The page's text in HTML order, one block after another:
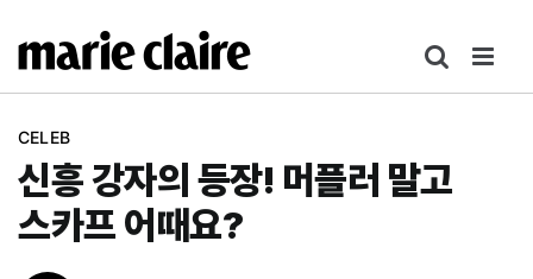
텐
건
너
기
CELEB
신흥 강자의 등장! 머플러 말고
스카프 어때요?